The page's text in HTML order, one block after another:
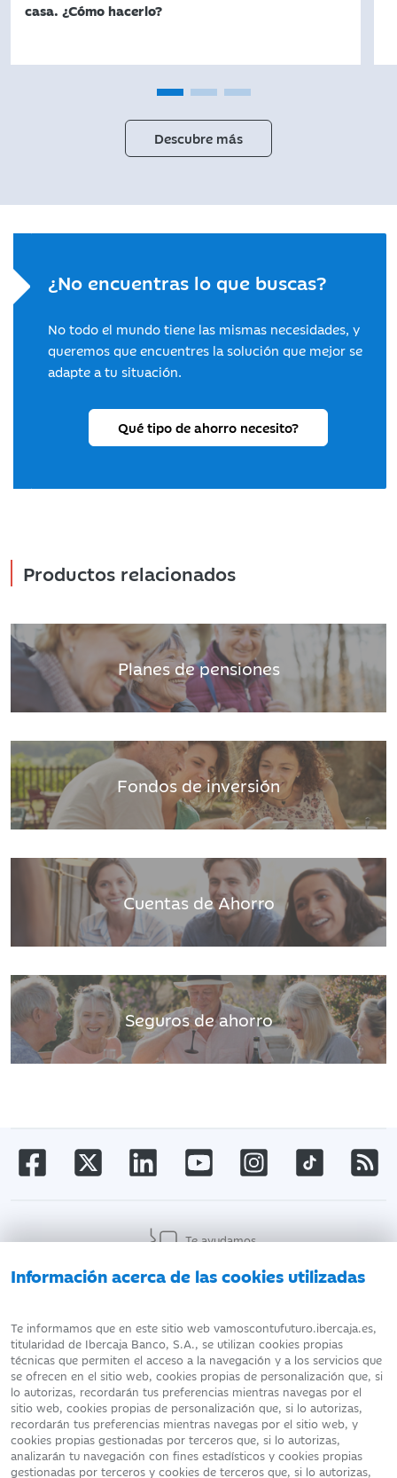
Información acerca de las cookies utilizadas
Te informamos que en este sitio web vamoscontufuturo.ibercaja.es,
titularidad de Ibercaja Banco, S.A., se utilizan cookies propias
técnicas que permiten el acceso a la navegación y a los servicios que
se ofrecen en el sitio web, cookies propias de personalización que, si
lo autorizas, recordarán tus preferencias mientras navegas por el
sitio web, cookies propias de personalización que, si lo autorizas,
recordarán tus preferencias mientras navegas por el sitio web, y
cookies propias gestionadas por terceros que, si lo autorizas,
analizarán tu navegación con fines estadísticos y cookies propias
gestionadas por terceros y cookies de terceros que, si lo autorizas,
casa. ¿Cómo hacerlo?
Descubre más
¿No encuentras lo que buscas?
No todo el mundo tiene las mismas necesidades, y
queremos que encuentres la solución que mejor se
adapte a tu situación.
Qué tipo de ahorro necesito?
Productos relacionados
Planes de pensiones
Fondos de inversión
Cuentas de Ahorro
Seguros de ahorro
Te ayudamos
DATOS PERSONALES POLÍTICA DE COOKIES
Fecha de edición: 08/08/2026